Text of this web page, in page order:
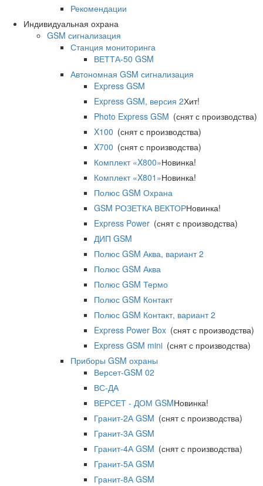
Рекомендации
Индивидуальная охрана
GSM сигнализация
Станция мониторинга
ВЕТТА-50 GSM
Автономная GSM сигнализация
Express GSM
Express GSM, версия 2Хит!
Photo Express GSM (снят с производства)
X100 (снят с производства)
X700 (снят с производства)
Комплект «X800»Новинка!
Комплект «X801»Новинка!
Полюс GSM Охрана
GSM РОЗЕТКА ВЕКТОРНовинка!
Express Power (снят с производства)
ДИП GSM
Полюс GSM Аква, вариант 2
Полюс GSM Аква
Полюс GSM Термо
Полюс GSM Контакт
Полюс GSM Контакт, вариант 2
Express Power Box (снят с производства)
Express GSM mini (снят с производства)
Приборы GSM охраны
Версет-GSM 02
ВС-ДА
ВЕРСЕТ - ДОМ GSMНовинка!
Гранит-2А GSM (снят с производства)
Гранит-3А GSM
Гранит-4А GSM (снят с производства)
Гранит-5А GSM
Гранит-8А GSM